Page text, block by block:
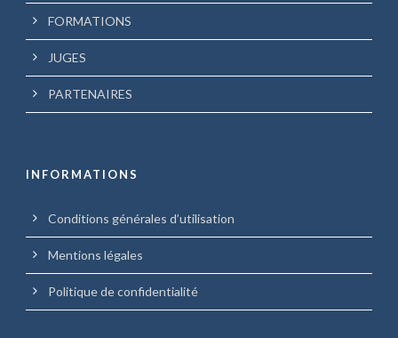
FORMATIONS
JUGES
PARTENAIRES
INFORMATIONS
Conditions générales d’utilisation
Mentions légales
Politique de confidentialité